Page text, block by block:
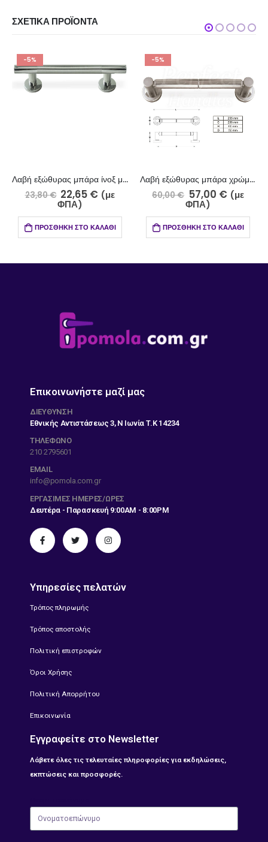
ΣΧΕΤΙΚΆ ΠΡΟΪΌΝΤΑ
Λαβή εξώθυρας μπάρα ίνοξ ματ-ίνοξ γυαλιστερό 801-13-5/4
22,65€ (με
ΣΤΟ ΚΑΛΆΘΙ
Λαβή εξώθυρας μπάρα χρώμιο ματ-χρώμιο 207-5-6/4
60,00
57,00€ (με
ΠΡΟΣΘΉΚΗ ΣΤΟ ΚΑΛΆΘΙ
37,15€
Επικοινωνήστε μαζί μας
ΔΙΕΎΘΥΝΣΗ
Εθνικής Αντιστάσεως 3, Ν Ιωνία Τ.Κ 14234
ΤΗΛΕΦΩΝΟ
210 2795601
EMAIL
info@pomola.com.gr
ΕΡΓΆΣΙΜΕΣ ΗΜΈΡΕΣ/ΏΡΕΣ
Δευτέρα - Παρασκευή 9:00AM - 8:00PM
Υπηρεσίες πελατών
Τρόπος πληρωμής
Τρόπος αποστολής
Πολιτική επιστροφών
Όροι Χρήσης
Πολιτική Απορρήτου
Επικοινωνία
Εγγραφείτε στο Newsletter
Λάβετε όλες τις τελευταίες πληροφορίες για εκδηλώσεις,
εκπτώσεις και προσφορές.